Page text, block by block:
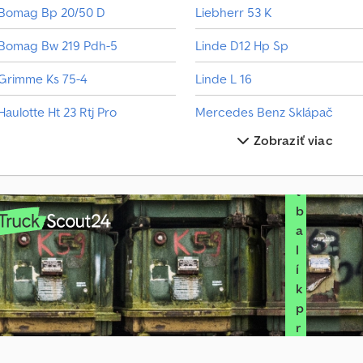
Bp 20/50 D
Bw 219 Pdh-5
Ks 75-4
Ht 23 Rtj Pro
Skm 35/3 Ak
Sk 600
Sd
Liebherr 53 K
Linde D12 Hp Sp
Linde L 16
Mercedes Benz Sklápač
Mercedes Benz Traktor
Mercedes-Benz Sprinter
Scania Sklápač
Schäffer 2028 Slt
Zobraziť viac
ú
p
u
V
y
b
a
ť
b
a
l
í
k
p
r